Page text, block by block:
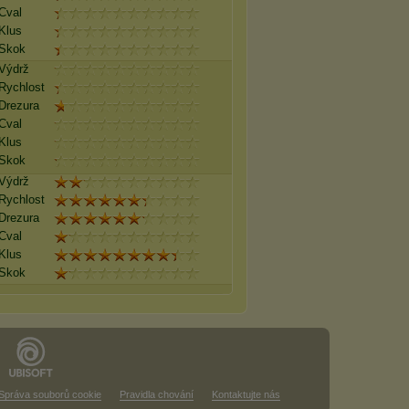
Klus
Skok
Rychlost
Drezura
Klus
Skok
Rychlost
Drezura
Klus
Skok
Správa souborů cookie Pravidla chování Kontaktujte nás